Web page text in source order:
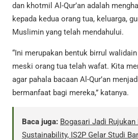
dan khotmil Al-Qur’an adalah
kepada kedua orang tua, keluarga,
Muslimin yang telah mendahului.
“Ini merupakan bentuk birrul
meski orang tua telah wafat. Kita
agar pahala bacaan Al-Qur’an
bermanfaat bagi mereka,” katanya.
Baca juga: Bogasari Jadi
Sustainability, IS2P Gelar Studi